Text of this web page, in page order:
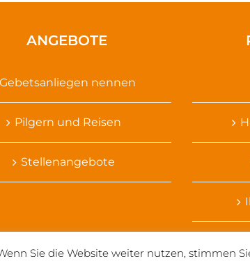
ANGEBOTE
Gebetsanliegen nennen
Pilgern und Reisen
Stellenangebote
Sie die Website weiter nutzen, stimmen